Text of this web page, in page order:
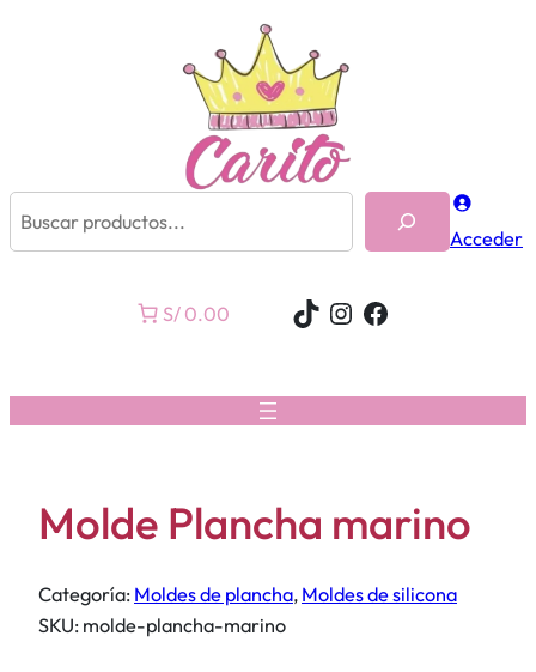
Acceder
S/ 0.00 TikTok
Instagram
Facebook
Molde Plancha marino
Categoría: Moldes de plancha, Moldes de silicona
SKU: molde-plancha-marino